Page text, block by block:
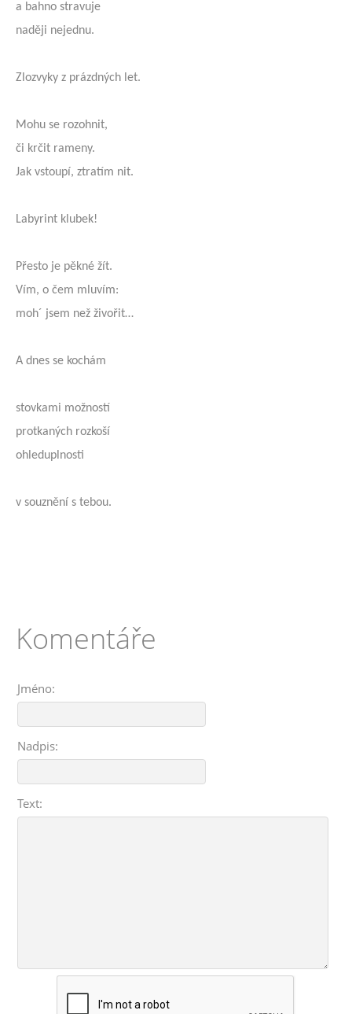
a bahno stravuje
naději nejednu.
Zlozvyky z prázdných let.
Mohu se rozohnit,
či krčit rameny.
Jak vstoupí, ztratím nit.
Labyrint klubek!
Přesto je pěkné žít.
Vím, o čem mluvím:
moh´ jsem než živořit…
A dnes se kochám
stovkami možností
protkaných rozkoší
ohleduplnosti
v souznění s tebou.
Komentáře
Jméno:
Nadpis:
Text: